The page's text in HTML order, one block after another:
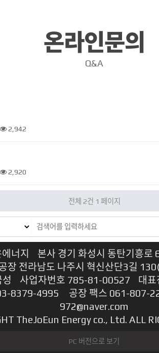
온라인문의
Q&A
2,942
2,920
전체 2건 1 페이지
에너지 본사 경기 화성시 동탄기흥로
장 전라남도 나주시 혁신산단3길
성 사업자번호 785-81-00527 대표
8379-4995 공장 팩스 061-807-
972@naver.com
TheJoEun Energy co., Ltd. ALL
PC 버전으로 보기